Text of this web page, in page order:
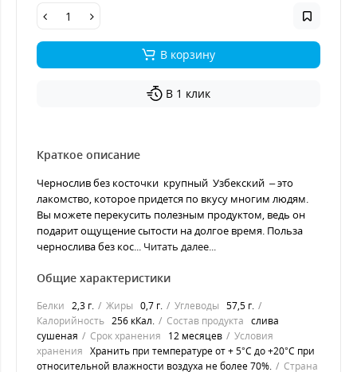
В корзину
В 1 клик
Краткое описание
Чернослив без косточки крупный Узбекский – это
лакомство, которое придется по вкусу многим людям.
Вы можете перекусить полезным продуктом, ведь он
подарит ощущение сытости на долгое время. Польза
чернослива без кос... Читать далее...
Общие характеристики
Белки 2,3 г. Жиры 0,7 г. Углеводы 57,5 г.
Калорийность 256 кКал. Состав продукта слива
сушеная
Срок хранения 12 месяцев
Условия
хранения Хранить при температуре от + 5°С до +20°С при
относительной влажности воздуха не более 70%.
Страна